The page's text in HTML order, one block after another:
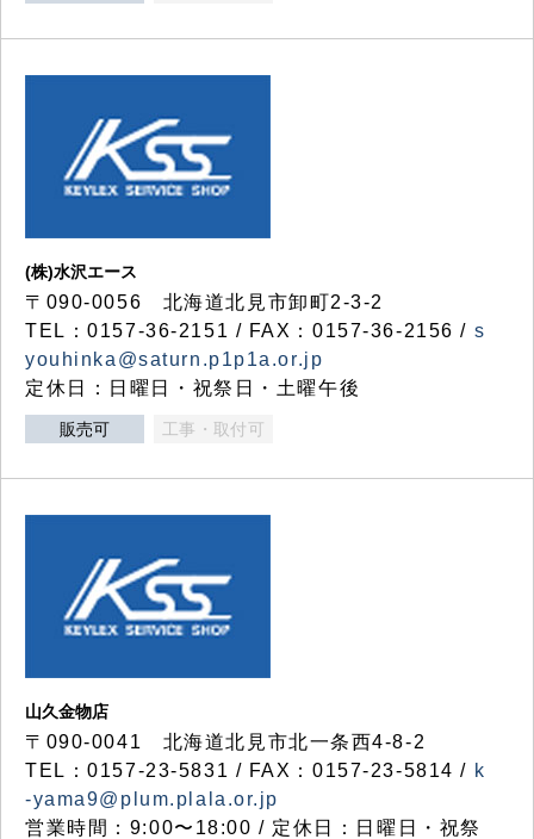
(株)水沢エース
〒090-0056 北海道北見市卸町2-3-2
TEL：0157-36-2151 / FAX：0157-36-2156 / s
youhinka@saturn.p1p1a.or.jp
定休日：日曜日・祝祭日・土曜午後
販売可 工事・取付可
山久金物店
〒090-0041 北海道北見市北一条西4-8-2
TEL：0157-23-5831 / FAX：0157-23-5814 / k
-yama9@plum.plala.or.jp
営業時間：9:00〜18:00 / 定休日：日曜日・祝祭